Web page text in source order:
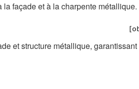
façade et à la charpente métallique.
et structure métallique,